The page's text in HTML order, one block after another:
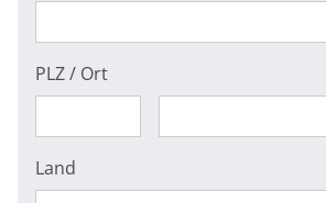
PLZ / Ort
Land